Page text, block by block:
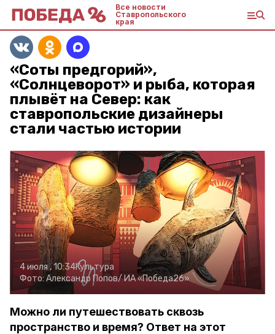
Все новости
Ставропольского
края
«Соты предгорий»,
«Солнцеворот» и рыба, которая
плывёт на Север: как
ставропольские дизайнеры
стали частью истории
4 июля , 10:34Культура
Фото:Александр Попов/ИА «Победа26»
Можно ли путешествовать сквозь
пространство и время? Ответ на этот